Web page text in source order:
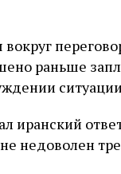
раньше
иранский
недоволен
по святым
Западную
в Тиша бе‑Ав,
большое
Александр
день
2